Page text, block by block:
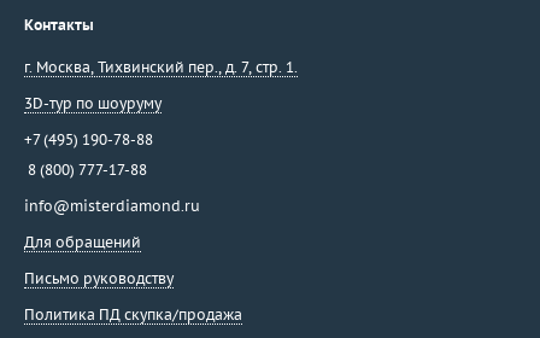
Контакты
г. Москва, Тихвинский пер., д. 7, стр. 1.
3D-тур по шоуруму
+7 (495) 190-78-88
8 (800) 777-17-88
info@misterdiamond.ru
Для обращений
Письмо руководству
Политика ПД скупка/продажа